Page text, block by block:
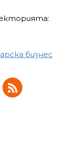
бизнес